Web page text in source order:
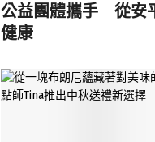
公益團體攜手 從安
健康